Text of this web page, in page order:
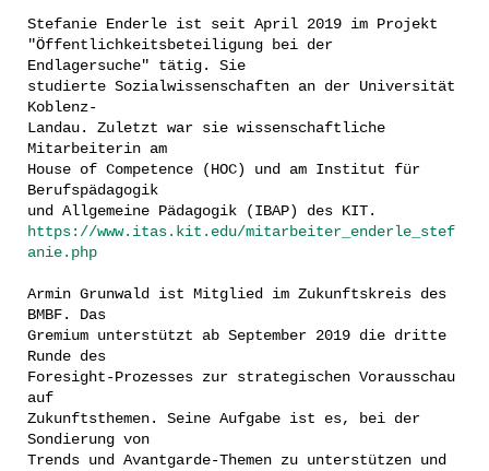
Stefanie Enderle ist seit April 2019 im Projekt
"Öffentlichkeitsbeteiligung bei der
Endlagersuche" tätig. Sie
studierte Sozialwissenschaften an der Universität
Koblenz-
Landau. Zuletzt war sie wissenschaftliche
Mitarbeiterin am
House of Competence (HOC) und am Institut für
Berufspädagogik
und Allgemeine Pädagogik (IBAP) des KIT.
https://www.itas.kit.edu/mitarbeiter_enderle_stef
anie.php
Armin Grunwald ist Mitglied im Zukunftskreis des
BMBF. Das
Gremium unterstützt ab September 2019 die dritte
Runde des
Foresight-Prozesses zur strategischen Vorausschau
auf
Zukunftsthemen. Seine Aufgabe ist es, bei der
Sondierung von
Trends und Avantgarde-Themen zu unterstützen und